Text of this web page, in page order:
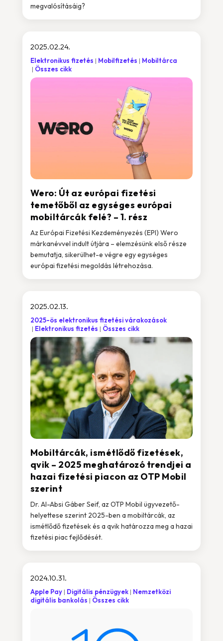
megvalósításáig?
Wero: Út az európai fizetési
temetőből az egységes európai
mobiltárcák felé? – 1. rész
2025.02.24.
Elektronikus fizetés Mobilfizetés
Mobiltárca
Összes cikk
Az Európai Fizetési Kezdeményezés (EPI) Wero
márkanévvel indult útjára – elemzésünk első része
bemutatja, sikerülhet-e végre egy egységes
európai fizetési megoldás létrehozása.
Mobiltárcák, ismétlődő fizetések,
qvik – 2025 meghatározó trendjei a
hazai fizetési piacon az OTP Mobil
szerint
2025.02.13.
2025-ös elektronikus fizetési várakozások
Elektronikus fizetés
Összes cikk
Dr. Al-Absi Gáber Seif, az OTP Mobil ügyvezető-
helyettese szerint 2025-ben a mobiltárcák, az
ismétlődő fizetések és a qvik határozza meg a hazai
fizetési piac fejlődését.
2024.10.31.
Apple Pay Digitális pénzügyek
Nemzetközi
digitális bankolás
Összes cikk